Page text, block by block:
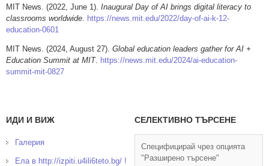
MIT News. (2022, June 1). Inaugural Day of AI brings digital literacy to
classrooms worldwide. https://news.mit.edu/2022/day-of-ai-k-12-
education-0601
MIT News. (2024, August 27). Global education leaders gather for AI +
Education Summit at MIT. https://news.mit.edu/2024/ai-education-
summit-mit-0827
ИДИ И ВИЖ
Галерия
Ела в http://izpiti.u4ili6teto.bg/ !
СЕЛЕКТИВНО ТЪРСЕНЕ
Специфицирай чрез опцията
"Разширено търсене"